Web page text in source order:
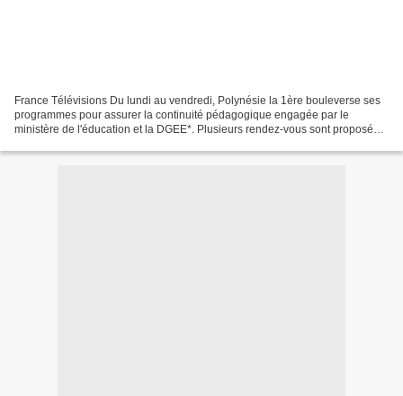
France Télévisions Du lundi au vendredi, Polynésie la 1ère bouleverse ses
programmes pour assurer la continuité pédagogique engagée par le
ministère de l'éducation et la DGEE*. Plusieurs rendez-vous sont proposés